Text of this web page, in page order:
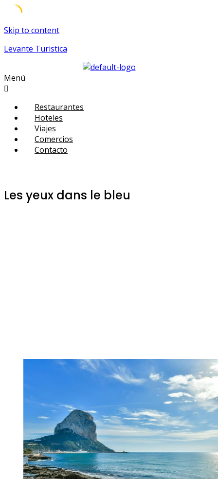
Skip to content
Levante Turistica
Menú
Restaurantes
Hoteles
Viajes
Comercios
Contacto
Les yeux dans le bleu